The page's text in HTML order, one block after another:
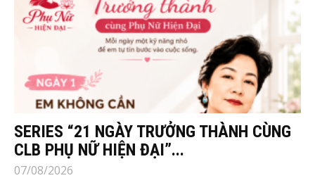
SERIES “21 NGÀY TRƯỞNG THÀNH CÙNG
CLB PHỤ NỮ HIỆN ĐẠI”...
07/08/2026